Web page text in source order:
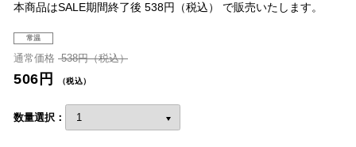
本商品はSALE期間終了後 538円（税込） で販売いたします。
常温
通常価格 538円（税込）
506円 （税込）
数量選択：